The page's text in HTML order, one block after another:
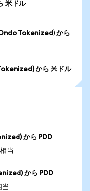
米ドル
Tokenized) から
から 米ドル
から PDD
当
から PDD
当